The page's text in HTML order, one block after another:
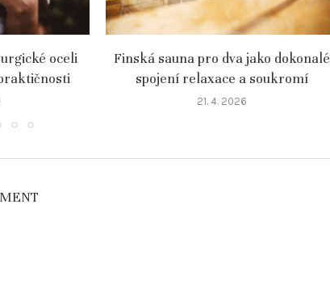
oceli
Finská sauna pro dva jako dokonalé
spojení relaxace a soukromí
21. 4. 2026